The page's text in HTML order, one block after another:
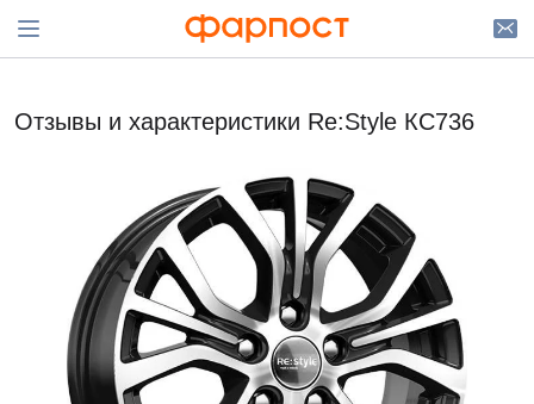
Отзывы и характеристики Re:Style КС736